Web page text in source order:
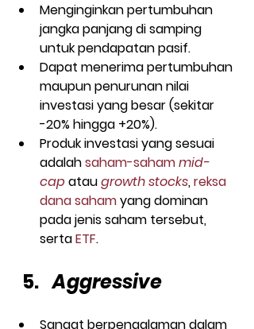
Menginginkan pertumbuhan
jangka panjang di samping
untuk pendapatan pasif.
Dapat menerima pertumbuhan
maupun penurunan nilai
investasi yang besar (sekitar
-20% hingga +20%).
Produk investasi yang sesuai
adalah saham-saham mid-
cap atau growth stocks, reksa
dana saham yang dominan
pada jenis saham tersebut,
serta ETF.
Aggressive
Sangat berpengalaman dalam